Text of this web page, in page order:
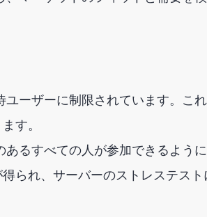
ーザーに制限されています。こ
す。
るすべての人が参加できるよう
られ、サーバーのストレステスト